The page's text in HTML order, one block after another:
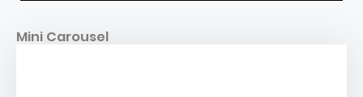
Mini Carousel